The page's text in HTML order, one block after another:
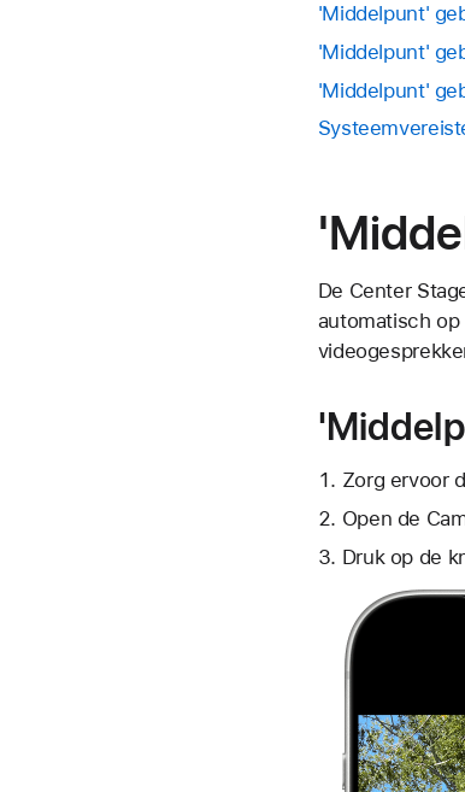
'Middelpunt'
'Middelpunt'
'Middelpunt'
De Center
automatisch
Zorg ervoor
Open de
Druk op de